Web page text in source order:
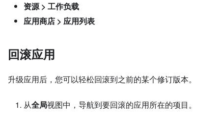
资源 > 工作负载
应用商店 > 应用列表
回滚应用
升级应用后，您可以轻松回滚到之前的某个修订版本。
从全局视图中，导航到要回滚的应用所在的项目。